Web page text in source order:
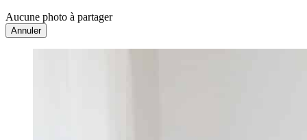
Aucune photo à partager
Annuler